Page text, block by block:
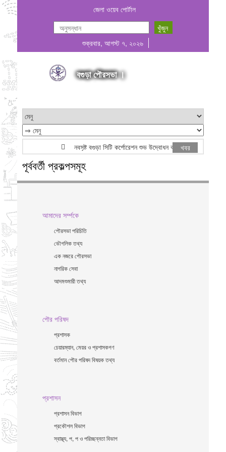
জেলা ওয়েব পোর্টাল
শুক্রবার, আগস্ট ৭, ২০২৬
বগুড়া পৌরসভা ।
নবসৃষ্ট বগুড়া সিটি কর্পোরেশন শুভ উদ্বোধন করেন মাননীয়
খবর
পূর্ববর্তী প্রকল্পসমূহ
আমাদের সর্ম্পকে
পৌরসভা পরিচিতি
ভৌগলিক তথ্য
এক নজরে পৌরসভা
নাগরিক সেবা
আদমশুমারী তথ্য
পৌর পরিষদ
প্রশাসক
চেয়ারম্যান, মেয়র ও প্রশাসকগণ
বর্তমান পৌর পরিষদ বিষয়ক তথ্য
প্রশাসন
প্রশাসন বিভাগ
প্রকৌশল বিভাগ
স্বাস্থ্য, প, প ও পরিচ্ছন্নতা ‍বিভাগ